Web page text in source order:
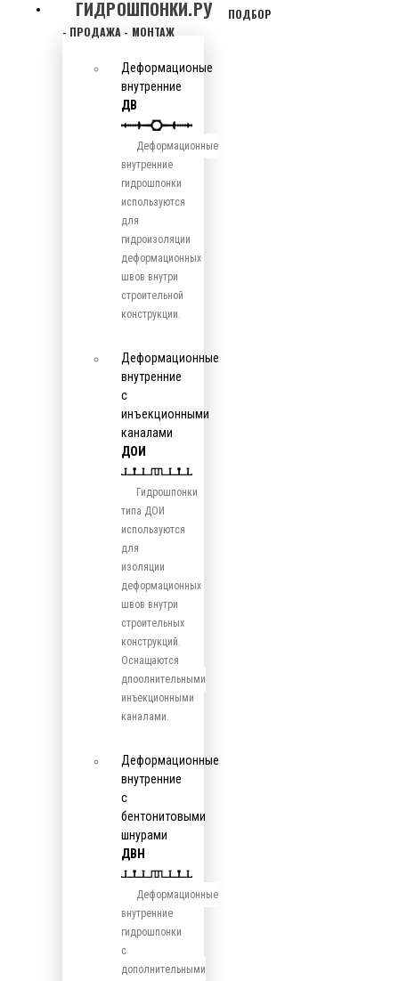
ГИДРОШПОНКИ.РУ
ПОДБОР
- ПРОДАЖА - МОНТАЖ
Деформационые
внутренние
ДВ
Деформационные
внутренние
гидрошпонки
используются
для
гидроизоляции
деформационных
швов внутри
строительной
конструкции.
Деформационные
внутренние
с
инъекционными
каналами
ДОИ
Гидрошпонки
типа ДОИ
используются
для
изоляции
деформационных
швов внутри
строительных
конструкций.
Оснащаются
дпоолнительными
инъекционными
каналами.
Деформационные
внутренние
с
бентонитовыми
шнурами
ДВН
Деформационные
внутренние
гидрошпонки
с
дополнительными